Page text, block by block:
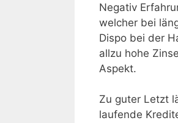
Negativ
welcher bei
Dispo bei der
allzu hohe
Aspekt.
Zu guter Letzt
laufende